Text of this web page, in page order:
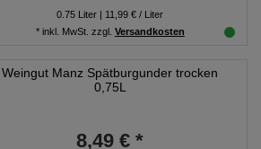
0.75 Liter | 11,99 € / Liter
* inkl. MwSt. zzgl. Versandkosten
Weingut Manz Spätburgunder trocken
0,75L
8,49 € *